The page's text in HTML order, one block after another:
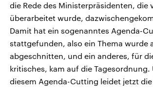
die Rede des Ministerpräsidenten, die
überarbeitet wurde,
Damit hat ein sogenanntes Agenda-
stattgefunden, also ein Thema wurde
abgeschnitten, und ein anderes, für
kritisches, kam auf die Tagesordnung.
diesem Agenda-Cutting leidet jetzt die